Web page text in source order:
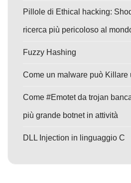
Pillole di Ethical hacking:
ricerca più pericoloso al
Fuzzy Hashing
Come un malware può Killare
Come #Emotet da trojan
più grande botnet in attività
DLL Injection in linguaggio C